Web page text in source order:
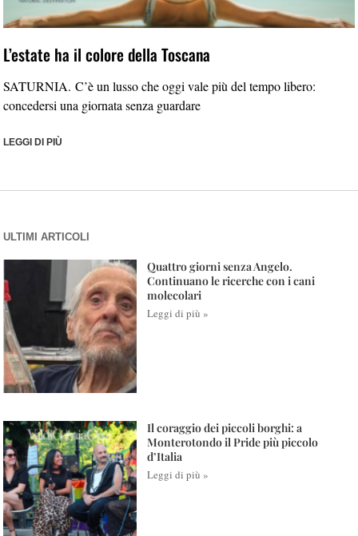
L’estate ha il colore della Toscana
SATURNIA. C’è un lusso che oggi vale più del tempo libero:
concedersi una giornata senza guardare
LEGGI DI PIÙ
ULTIMI ARTICOLI
Quattro giorni senza Angelo.
Continuano le ricerche con i cani
molecolari
Leggi di più »
Il coraggio dei piccoli borghi: a
Monterotondo il Pride più piccolo
d’Italia
Leggi di più »